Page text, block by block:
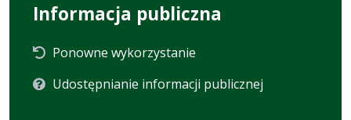
Informacja publiczna
Ponowne wykorzystanie
Udostępnianie informacji publicznej